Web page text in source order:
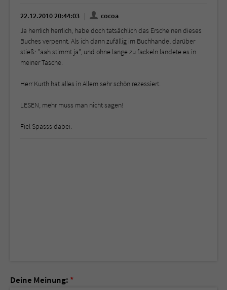
22.12.2010 20:44:03
cocoa
Ja herrlich herrlich, habe doch tatsächlich das Erscheinen dieses
Buches verpennt. Als ich dann zufällig im Buchhandel darüber
stieß: "aah stimmt ja", und ohne lange zu fackeln landete es in
meiner Tasche.
Herr Kurth hat alles in Allem sehr schön rezessiert.
LESEN, mehr muss man nicht sagen!
Fiel Spasss dabei.
Deine Meinung: *